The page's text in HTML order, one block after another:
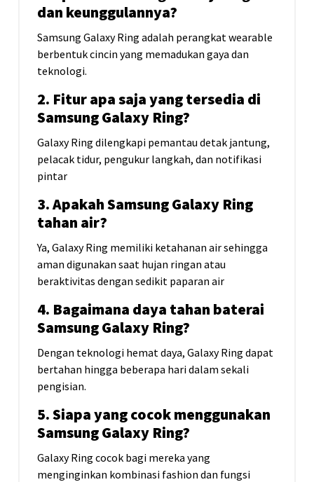
dan keunggulannya?
Samsung Galaxy Ring adalah perangkat wearable
berbentuk cincin yang memadukan gaya dan
teknologi.
2. Fitur apa saja yang tersedia di
Samsung Galaxy Ring?
Galaxy Ring dilengkapi pemantau detak jantung,
pelacak tidur, pengukur langkah, dan notifikasi
pintar
3. Apakah Samsung Galaxy Ring
tahan air?
Ya, Galaxy Ring memiliki ketahanan air sehingga
aman digunakan saat hujan ringan atau
beraktivitas dengan sedikit paparan air
4. Bagaimana daya tahan baterai
Samsung Galaxy Ring?
Dengan teknologi hemat daya, Galaxy Ring dapat
bertahan hingga beberapa hari dalam sekali
pengisian.
5. Siapa yang cocok menggunakan
Samsung Galaxy Ring?
Galaxy Ring cocok bagi mereka yang
menginginkan kombinasi fashion dan fungsi